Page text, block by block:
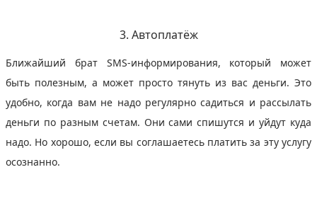
3. Автоплатёж
Ближайший брат SMS-информирования, который может
быть полезным, а может просто тянуть из вас деньги. Это
удобно, когда вам не надо регулярно садиться и рассылать
деньги по разным счетам. Они сами спишутся и уйдут куда
надо. Но хорошо, если вы соглашаетесь платить за эту услугу
осознанно.